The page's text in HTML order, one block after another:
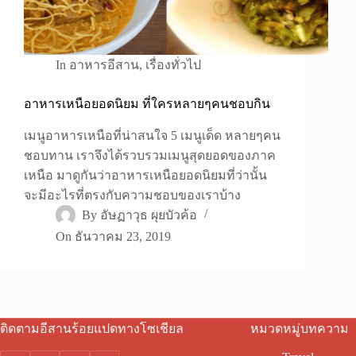
In อาหารอีสาน, เรื่องทั่วไป
อาหารเหนือยอดนิยม ที่ใครหลายๆคนชอบกิน
เมนูอาหารเหนือที่น่าสนใจ 5 เมนูเด็ด หลายๆคน
ชอบทาน เราจึงได้รวบรวมเมนูสุดยอดของภาค
เหนือ มาดูกันว่าอาหารเหนือยอดนิยมที่ว่านั้น
จะมีอะไรที่ตรงกับความชอบของเราบ้าง
By อัษฏาวุธ ผุยบัวค้อ
On ธันวาคม 23, 2019
ติดตามอีสานร้อยแปดทางโซเชียล หมวดหมู่บทความ